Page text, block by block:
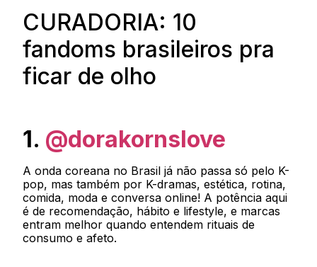
CURADORIA: 10
fandoms brasileiros pra
ficar de olho
1. @dorakornslove
A onda coreana no Brasil já não passa só pelo K-
pop, mas também por K-dramas, estética, rotina,
comida, moda e conversa online! A potência aqui
é de recomendação, hábito e lifestyle, e marcas
entram melhor quando entendem rituais de
consumo e afeto.